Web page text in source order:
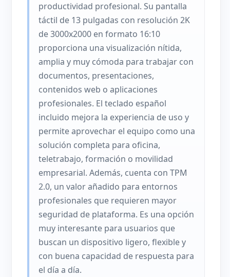
productividad profesional. Su pantalla
táctil de 13 pulgadas con resolución 2K
de 3000x2000 en formato 16:10
proporciona una visualización nítida,
amplia y muy cómoda para trabajar con
documentos, presentaciones,
contenidos web o aplicaciones
profesionales. El teclado español
incluido mejora la experiencia de uso y
permite aprovechar el equipo como una
solución completa para oficina,
teletrabajo, formación o movilidad
empresarial. Además, cuenta con TPM
2.0, un valor añadido para entornos
profesionales que requieren mayor
seguridad de plataforma. Es una opción
muy interesante para usuarios que
buscan un dispositivo ligero, flexible y
con buena capacidad de respuesta para
el día a día.